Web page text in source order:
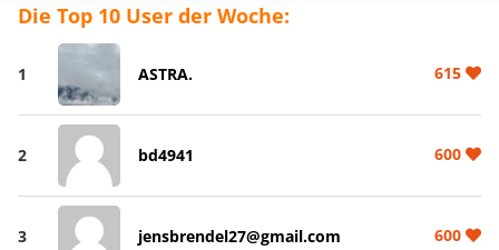
Die Top 10 User der Woche:
1 ASTRA. 615
2 bd4941 600
3 jensbrendel27@gmail.com 600